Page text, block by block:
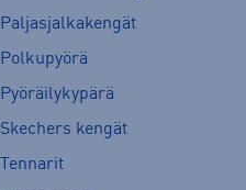
Paljasjalkakengät
Polkupyörä
Pyöräilykypärä
Skechers kengät
Tennarit